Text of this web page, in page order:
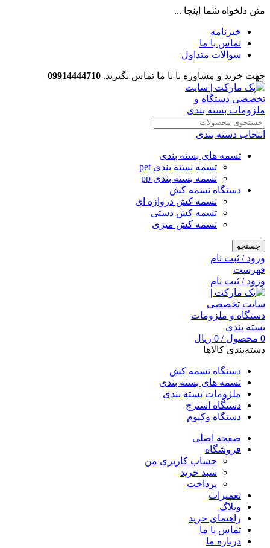
متن دلخواه شما اینجا ...
خبرنامه
تماس با ما
سوالات متداول
جهت خرید و مشاوره با با ما تماس بگیرید. 09914444710
انتخاب دسته بندی
تسمه های بسته بندی
تسمه بسته بندی pet
تسمه بسته بندی pp
دستگاه تسمه کش
تسمه کش دروازه ای
تسمه کش دستی
تسمه کش میزی
جستجو
ورود / ثبت نام
فهرست
ورود / ثبت نام
0 محصول /
0 ریال
دسته‌بندی کالاها
دستگاه تسمه کش
تسمه های بسته بندی
ملزومات بسته بندی
دستگاه استرچ
دستگاه وکیوم
صفحه اصلی
فروشگاه
حساب کاربری من
سبد خرید
پرداخت
تعمیرات
وبلاگ
راهنمای خرید
تماس با ما
درباره ما